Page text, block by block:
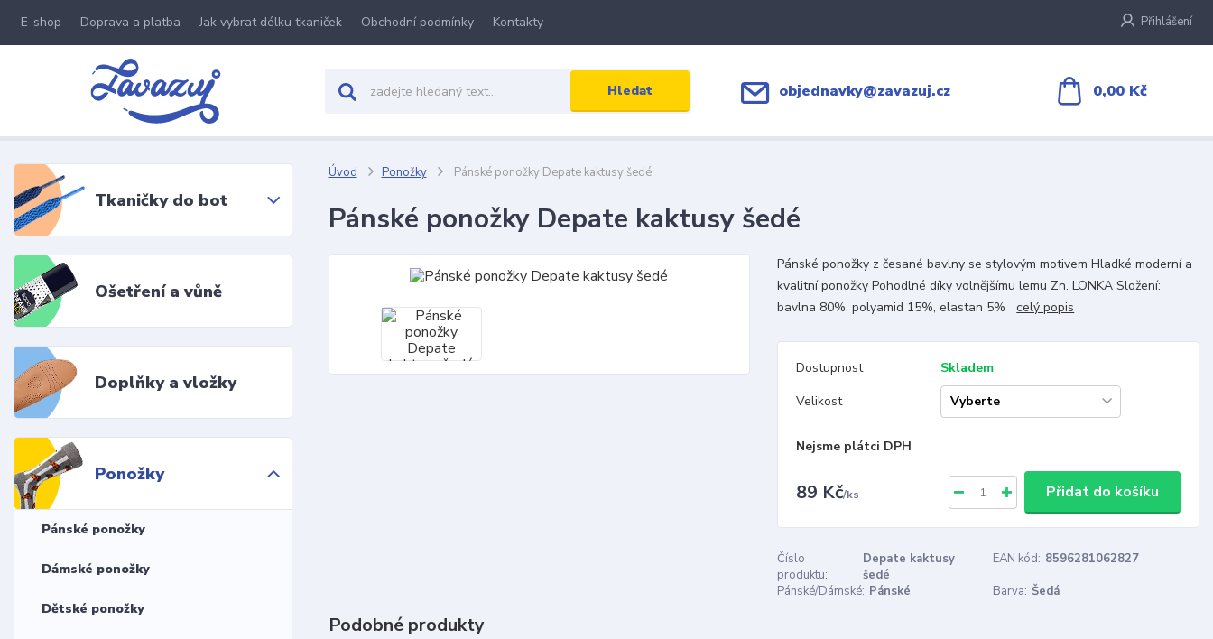
E-shop Doprava a platba Jak vybrat délku tkaniček Obchodní podmínky Kontakty Přihlášení
Hledat objednavky@zavazuj.cz 0,00 Kč
Tkaničky do bot
Ošetření a vůně
Doplňky a vložky
Ponožky
Pánské ponožky
Dámské ponožky
Dětské ponožky
Úvod Ponožky Pánské ponožky Depate kaktusy šedé
Pánské ponožky Depate kaktusy šedé
Pánské ponožky z česané bavlny se stylovým motivem Hladké moderní a
kvalitní ponožky Pohodlné díky volnějšímu lemu Zn. LONKA Složení:
bavlna 80%, polyamid 15%, elastan 5%celý popis
Dostupnost
Skladem
Velikost
Nejsme plátci DPH
89 Kč/ks Přidat do košíku
Číslo
produktu:
Depate kaktusy
šedé
EAN kód: 8596281062827
Pánské/Dámské: Pánské Barva: Šedá
Podobné produkty